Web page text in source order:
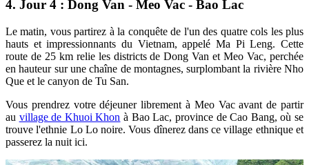
4. Jour 4 : Dong Van - Meo Vac - Bao Lac
Le matin, vous partirez à la conquête de l'un des quatre cols les plus
hauts et impressionnants du Vietnam, appelé Ma Pi Leng. Cette
route de 25 km relie les districts de Dong Van et Meo Vac, perchée
en hauteur sur une chaîne de montagnes, surplombant la rivière Nho
Que et le canyon de Tu San.
Vous prendrez votre déjeuner librement à Meo Vac avant de partir
au village de Khuoi Khon à Bao Lac, province de Cao Bang, où se
trouve l'ethnie Lo Lo noire. Vous dînerez dans ce village ethnique et
passerez la nuit ici.